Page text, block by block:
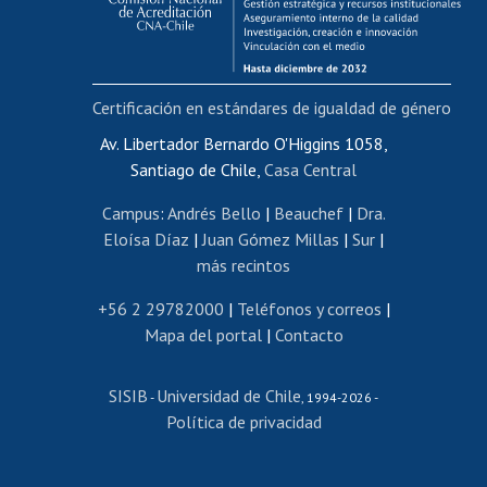
Funcionarias/os
Cursos internos de capacitación
Bienestar del personal
Portal de movilidad interna
Certificado de renta
Certificado de renta honorarios
Editar páginas blancas
Extranjeras/os
Revalidación y reconocimiento de títulos
Postulación al Programa de Movilidad Estudiantil
Cursos de español
Av. Libertador Bernardo O'Higgins 1058,
Santiago de Chile, Casa Central
Campus: Andrés Bello | Beauchef| Dra.
Eloísa Díaz |Juan Gómez Millas | Sur |
más recintos
+56 2 29782000 | Teléfonos y correos |
Mapa del portal| Contacto
SISIB - Universidad de Chile, 1994-2026 -
Política de privacidad
Certificación en estándares de igualdad de género